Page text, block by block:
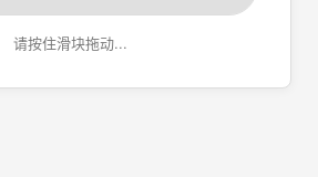
请按住滑块拖动...